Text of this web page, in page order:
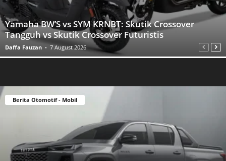
Yamaha BW’S vs SYM KRNBT: Skutik Crossover
Tangguh vs Skutik Crossover Futuristis
Daffa Fauzan - 7 August 2026
Berita Otomotif - Mobil